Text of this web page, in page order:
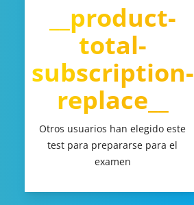
__product-
total-
subscription-
replace__
Otros usuarios han elegido este
test para prepararse para el
examen